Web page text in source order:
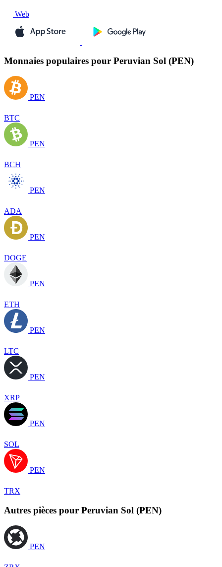
Web
Monnaies populaires pour Peruvian Sol (PEN)
PEN
BTC
PEN
BCH
PEN
ADA
PEN
DOGE
PEN
ETH
PEN
LTC
PEN
XRP
PEN
SOL
PEN
TRX
Autres pièces pour Peruvian Sol (PEN)
PEN